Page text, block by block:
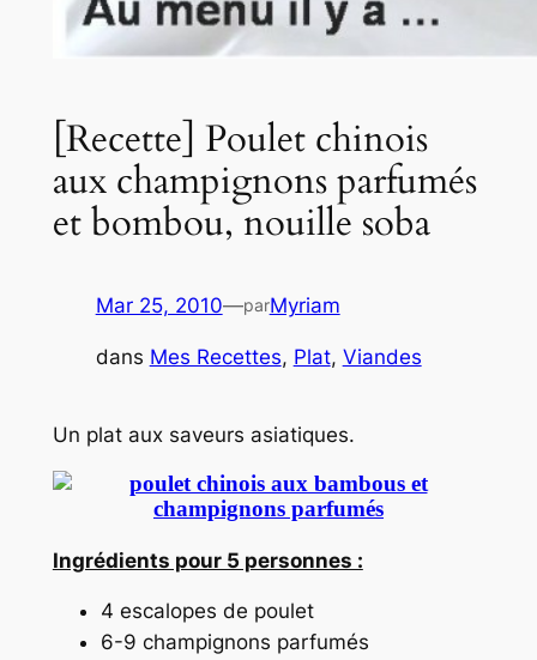
[Recette] Poulet chinois
aux champignons parfumés
et bombou, nouille soba
Mar 25, 2010—parMyriam
dans Mes Recettes, Plat, Viandes
Un plat aux saveurs asiatiques.
Ingrédients pour 5 personnes :
4 escalopes de poulet
6-9 champignons parfumés